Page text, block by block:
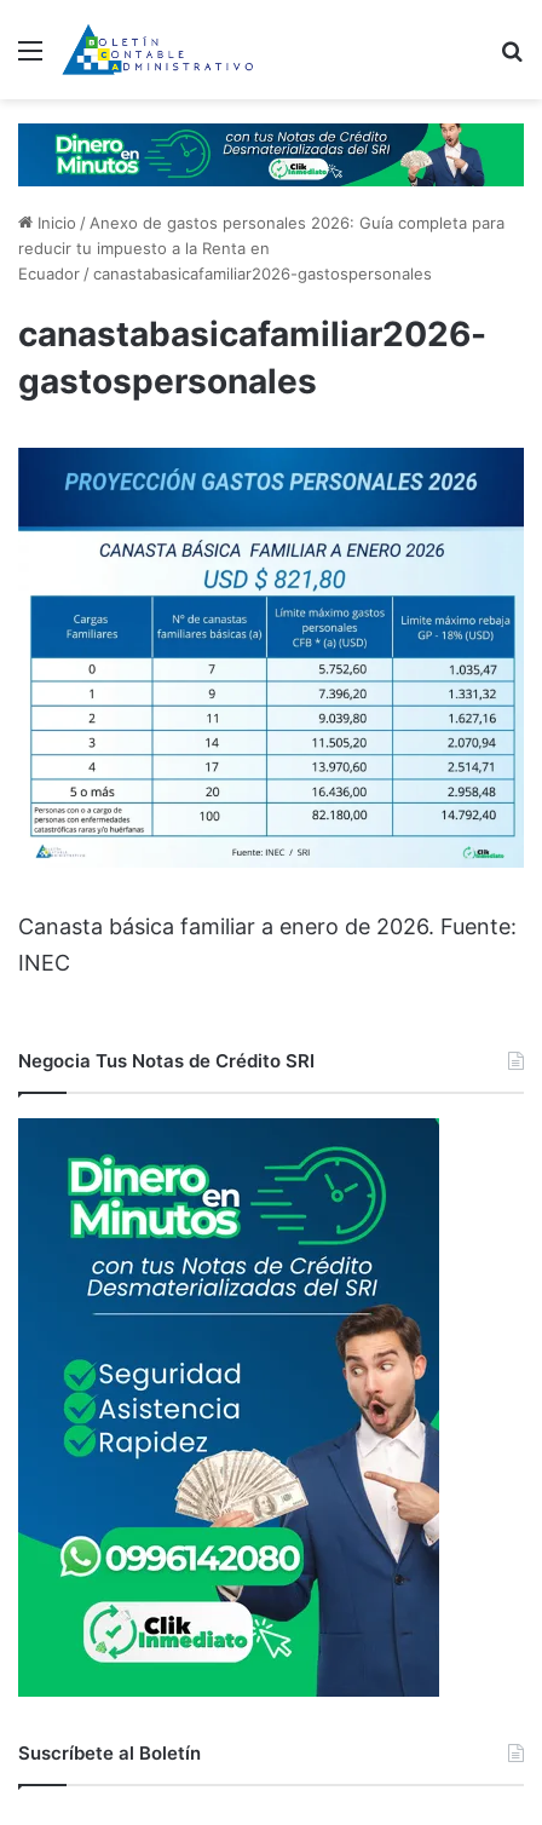
Menú
Inicio / Anexo de gastos personales 2026: Guía completa para
reducir tu impuesto a la Renta en
Ecuador /canastabasicafamiliar2026-gastospersonales
canastabasicafamiliar2026-
gastospersonales
Canasta básica familiar a enero de 2026. Fuente:
INEC
Negocia Tus Notas de Crédito SRI
Suscríbete al Boletín